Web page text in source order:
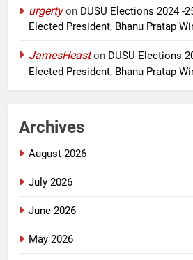
urgertyon DUSU Elections 2024 -
Elected President, Bhanu Pratap
JamesHeaston DUSU Elections
Elected President, Bhanu Pratap
Archives
August 2026
July 2026
June 2026
May 2026